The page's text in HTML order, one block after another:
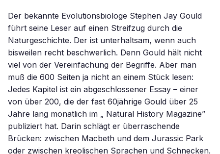
Der bekannte Evolutionsbiologe Stephen Jay Gould
führt seine Leser auf einen Streifzug durch die
Naturgeschichte. Der ist unterhaltsam, wenn auch
bisweilen recht beschwerlich. Denn Gould hält nicht
viel von der Vereinfachung der Begriffe. Aber man
muß die 600 Seiten ja nicht an einem Stück lesen:
Jedes Kapitel ist ein abgeschlossener Essay – einer
von über 200, die der fast 60jährige Gould über 25
Jahre lang monatlich im „ Natural History Magazine”
publiziert hat. Darin schlägt er überraschende
Brücken: zwischen Macbeth und dem Jurassic Park
oder zwischen kreolischen Sprachen und Schnecken.